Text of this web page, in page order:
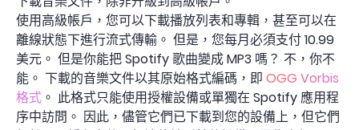
使用高級帳戶，您可以下載播放列表和專輯，甚至可以在
離線狀態下進行流式傳輸。 但是，您每月必須支付 10.99
美元。 但是你能把 Spotify 歌曲變成 MP3 嗎？ 不，你不
能。 下載的音樂文件以其原始格式編碼，即 OGG Vorbis
格式 。 此格式只能使用授權設備或單獨在 Spotify 應用程
序中訪問。 因此，儘管它們已下​​載到您的設備上，但它們